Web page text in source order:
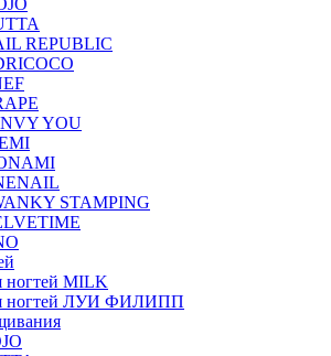
REPUBLIC
YOU
STAMPING
ногтей MILK
ногтей ЛУИ ФИЛИПП